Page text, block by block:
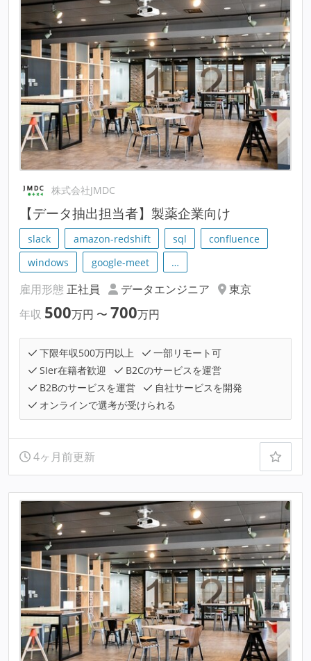
株式会社JMDC
【データ抽出担当者】製薬企業向け
slack amazon-redshift sql
confluence
windows
google-meet …
雇用形態 正社員 データエンジニア
東京
年収 500万円 〜 700万円
下限年収500万円以上
一部リモート可
SIer在籍者歓迎
B2Cのサービスを運営
B2Bのサービスを運営
自社サービスを開発
オンラインで選考が受けられる
4ヶ月前更新